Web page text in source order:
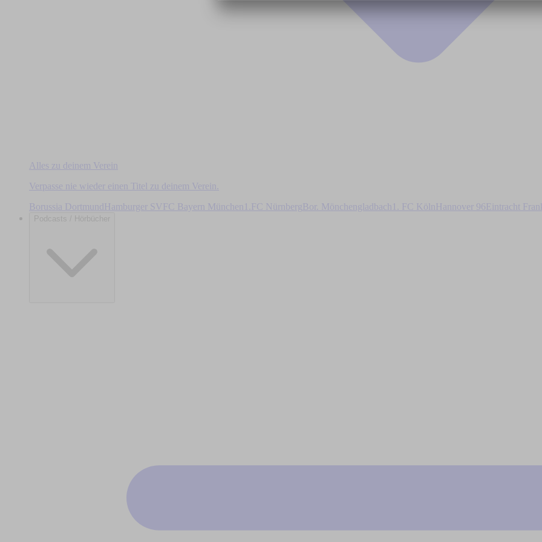
Alles zu deinem Verein
Verpasse nie wieder einen Titel zu deinem Verein.
Borussia DortmundHamburger SV FC Bayern München 1.FC Nürnberg Bor. Mönchengladbach 1. FC Köln Hannover 96Eintracht
Podcasts / Hörbücher